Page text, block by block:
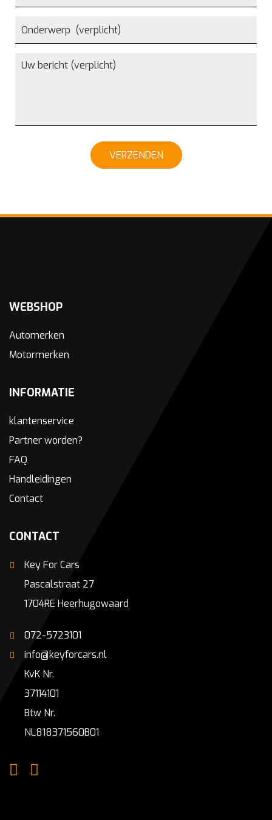
VERZENDEN
WEBSHOP
Automerken
Motormerken
INFORMATIE
klantenservice
Partner worden?
FAQ
Handleidingen
Contact
CONTACT
Key For Cars
Pascalstraat 27
1704RE Heerhugowaard
072-5723101
info@keyforcars.nl
KvK Nr.
37114101
Btw Nr.
NL818371560B01